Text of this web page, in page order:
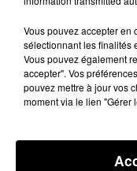
15 mars 2024 - 4
LES INFOS DU
Vous pouvez accepter en
sélectionnant les finalités
Vous pouvez également
accepter". Vos
pouvez mettre à jour vos
moment via le lien "Gérer